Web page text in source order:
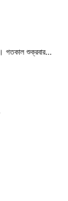
গতকাল শুক্রবার…